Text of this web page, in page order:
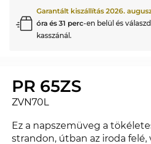
Garantált kiszállítás 2026.
óra és 31 perc-en belül és
kasszánál.
PR 65ZS
ZVN70L
Ez a napszemüveg a
strandon, útban az iroda felé,